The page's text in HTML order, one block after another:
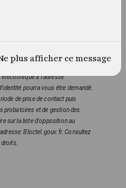
plus afficher ce message
le sort de vos données post-
postale à l'adresse 16 Avenue
électronique à l'adresse
pourra vous être demandé.
de prise de contact puis
probatoires et de gestion des
sur la liste d'opposition au
Bloctel.gouv.fr. Consultez